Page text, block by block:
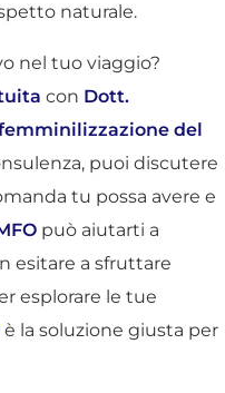
naturale.
nel tuo viaggio?
con Dott.
del
puoi discutere
tu possa avere e
può aiutarti a
esitare a sfruttare
esplorare le tue
è la soluzione giusta per